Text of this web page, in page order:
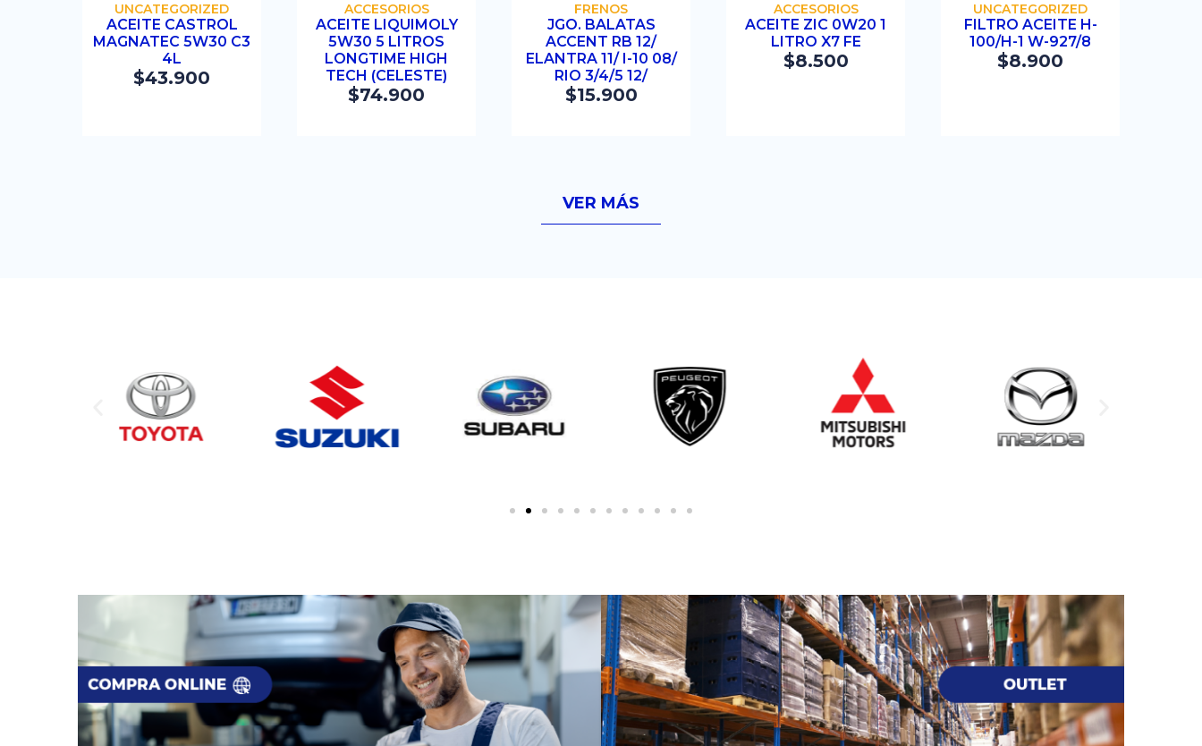
UNCATEGORIZED
ACEITE CASTROL
MAGNATEC 5W30 C3
4L
$43.900
ACCESORIOS
ACEITE LIQUIMOLY
5W30 5 LITROS
LONGTIME HIGH
TECH (CELESTE)
$74.900
FRENOS
JGO. BALATAS
ACCENT RB 12/
ELANTRA 11/ I-10 08/
RIO 3/4/5 12/
$15.900
ACCESORIOS
ACEITE ZIC 0W20 1
LITRO X7 FE
$8.500
UNCATEGORIZED
FILTRO ACEITE H-
100/H-1 W-927/8
$8.900
VER MÁS